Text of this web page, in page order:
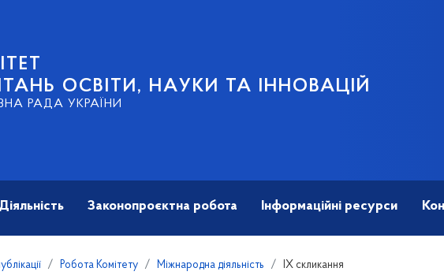
ОСВІТИ, НАУКИ ТА ІННОВАЦІЙ
РАДА УКРАЇНИ
Діяльність Законопроєктна робота Інформаційні ресурси
Робота Комітету Міжнародна діяльність IX скликання